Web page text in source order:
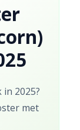
2025?
met